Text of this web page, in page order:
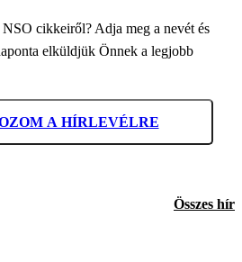
cikkeiről? Adja meg a nevét és
elküldjük Önnek a legjobb
A HÍRLEVÉLRE
Összes hír